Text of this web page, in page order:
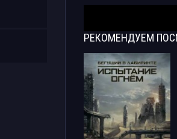
РЕКОМЕНДУЕМ